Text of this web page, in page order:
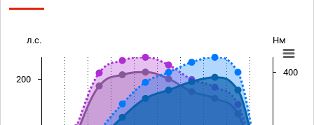
л.с. Нм
200
400